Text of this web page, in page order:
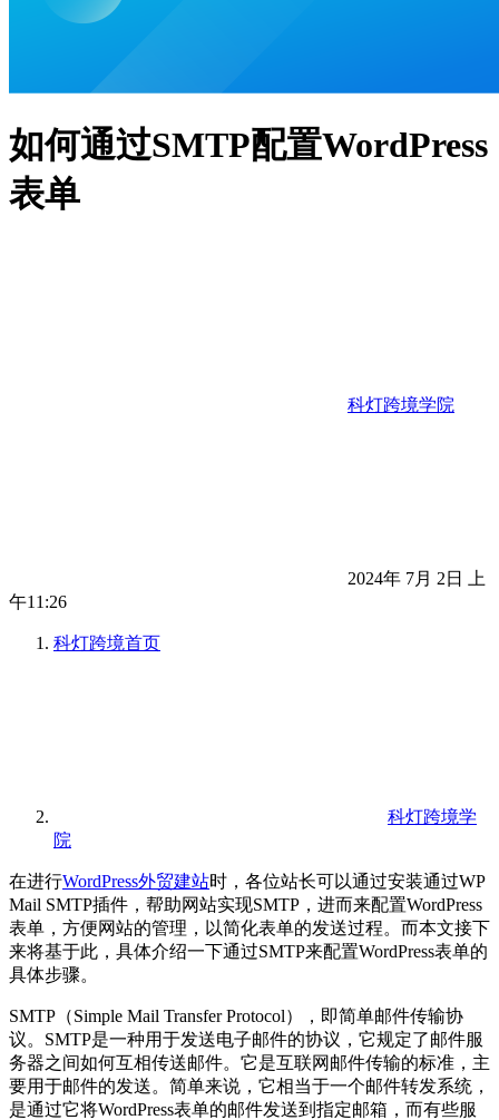
如何通过SMTP配置WordPress
表单
科灯跨境学院
2024年 7月 2日 上
午11:26
科灯跨境首页
科灯跨境学
院
在进行WordPress外贸建站时，各位站长可以通过安装通过WP
Mail SMTP插件，帮助网站实现SMTP，进而来配置WordPress
表单，方便网站的管理，以简化表单的发送过程。而本文接下
来将基于此，具体介绍一下通过SMTP来配置WordPress表单的
具体步骤。
SMTP（Simple Mail Transfer Protocol），即简单邮件传输协
议。SMTP是一种用于发送电子邮件的协议，它规定了邮件服
务器之间如何互相传送邮件。它是互联网邮件传输的标准，主
要用于邮件的发送。简单来说，它相当于一个邮件转发系统，
是通过它将WordPress表单的邮件发送到指定邮箱，而有些服